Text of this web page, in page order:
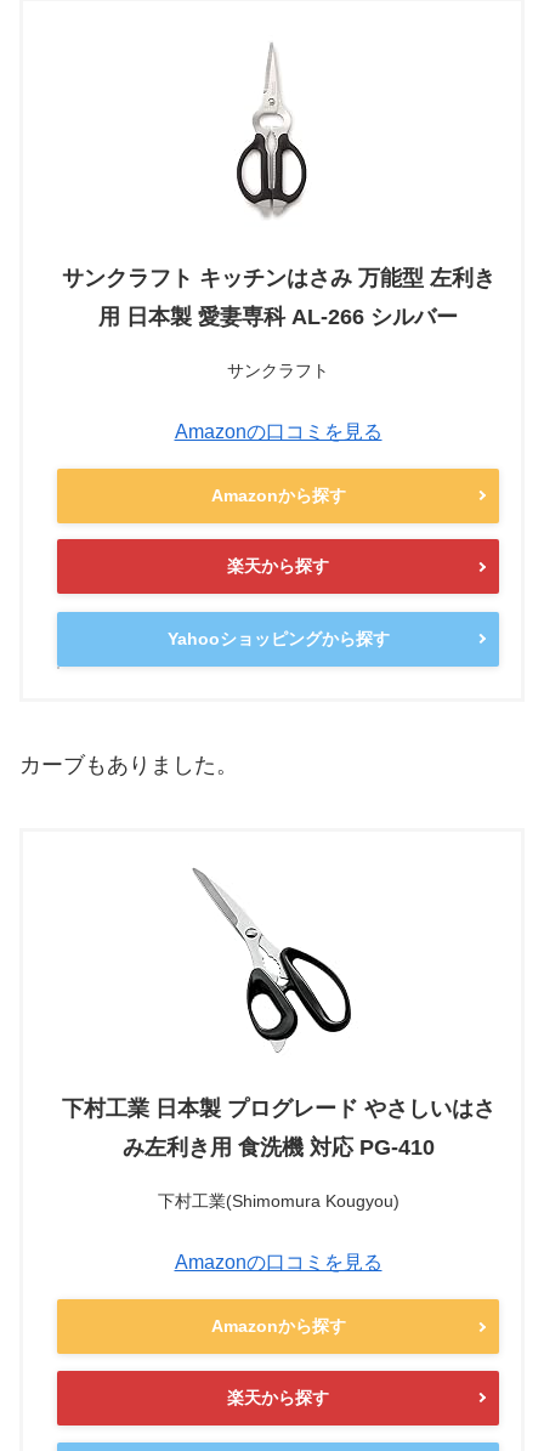
サンクラフト キッチンはさみ 万能型 左利き
用 日本製 愛妻専科 AL-266 シルバー
サンクラフト
Amazonの口コミを見る
Amazonから探す
楽天から探す
Yahooショッピングから探す
カーブもありました。
下村工業 日本製 プログレード やさしいはさ
み左利き用 食洗機 対応 PG-410
下村工業(Shimomura Kougyou)
Amazonの口コミを見る
Amazonから探す
楽天から探す